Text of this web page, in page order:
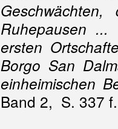
Ruhepausen
ersten
Borgo San
einheimischen
Band 2, S. 337